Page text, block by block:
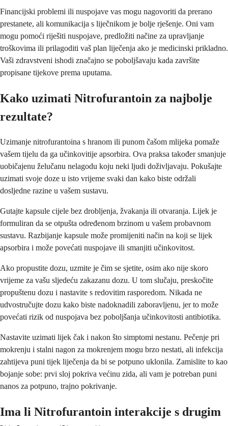
Financijski problemi ili nuspojave vas mogu nagovoriti da prerano
prestanete, ali komunikacija s liječnikom je bolje rješenje. Oni vam
mogu pomoći riješiti nuspojave, predložiti načine za upravljanje
troškovima ili prilagoditi vaš plan liječenja ako je medicinski prikladno.
Vaši zdravstveni ishodi značajno se poboljšavaju kada završite
propisane tijekove prema uputama.
Kako uzimati Nitrofurantoin za najbolje
rezultate?
Uzimanje nitrofurantoina s hranom ili punom čašom mlijeka pomaže
vašem tijelu da ga učinkovitije apsorbira. Ova praksa također smanjuje
uobičajenu želučanu nelagodu koju neki ljudi doživljavaju. Pokušajte
uzimati svoje doze u isto vrijeme svaki dan kako biste održali
dosljedne razine u vašem sustavu.
Gutajte kapsule cijele bez drobljenja, žvakanja ili otvaranja. Lijek je
formuliran da se otpušta određenom brzinom u vašem probavnom
sustavu. Razbijanje kapsule može promijeniti način na koji se lijek
apsorbira i može povećati nuspojave ili smanjiti učinkovitost.
Ako propustite dozu, uzmite je čim se sjetite, osim ako nije skoro
vrijeme za vašu sljedeću zakazanu dozu. U tom slučaju, preskočite
propuštenu dozu i nastavite s redovitim rasporedom. Nikada ne
udvostručujte dozu kako biste nadoknadili zaboravljenu, jer to može
povećati rizik od nuspojava bez poboljšanja učinkovitosti antibiotika.
Nastavite uzimati lijek čak i nakon što simptomi nestanu. Pečenje pri
mokrenju i stalni nagon za mokrenjem mogu brzo nestati, ali infekcija
zahtijeva puni tijek liječenja da bi se potpuno uklonila. Zamislite to kao
bojanje sobe: prvi sloj pokriva većinu zida, ali vam je potreban puni
nanos za potpuno, trajno pokrivanje.
Ima li Nitrofurantoin interakcije s drugim